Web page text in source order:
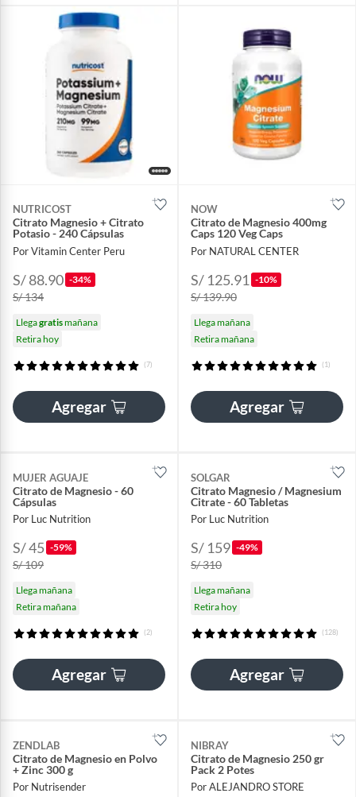
NUTRICOST
Citrato Magnesio + Citrato
Potasio - 240 Cápsulas
Por Vitamin Center Peru
S/ 88.90 -34%
S/ 134
Llegagratismañana
Retira hoy
(7)
Agregar
NOW
Citrato de Magnesio 400mg
Caps 120 Veg Caps
Por NATURAL CENTER
S/ 125.91 -10%
S/ 139.90
Llega mañana
Retira mañana
(1)
Agregar
MUJER AGUAJE
Citrato de Magnesio - 60
Cápsulas
Por Luc Nutrition
S/ 45 -59%
S/ 109
Llega mañana
Retira mañana
(2)
Agregar
SOLGAR
Citrato Magnesio / Magnesium
Citrate - 60 Tabletas
Por Luc Nutrition
S/ 159 -49%
S/ 310
Llega mañana
Retira hoy
(128)
Agregar
ZENDLAB
Citrato de Magnesio en Polvo
+ Zinc 300 g
Por Nutrisender
NIBRAY
Citrato de Magnesio 250 gr
Pack 2 Potes
Por ALEJANDRO STORE